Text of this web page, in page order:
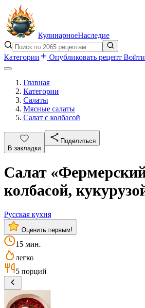
КулинарноеНаследие
Категории Опубликовать рецепт Войти
Главная
Категории
Салаты
Мясные салаты
Салат с колбасой
В закладки
Поделиться
Салат
колбасой,
Русская кухня
Оценить первым!
15 мин.
легко
5 порций